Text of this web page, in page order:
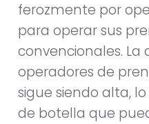
ferozmente por
para operar sus
convencionales.
operadores de
sigue siendo alta,
de botella que